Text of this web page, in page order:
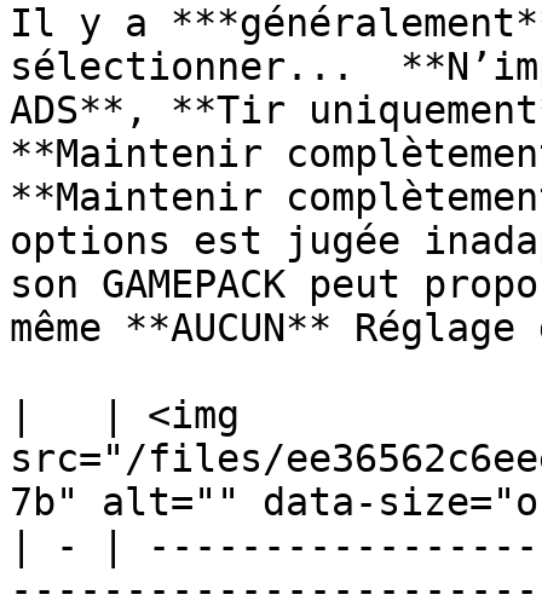
Il y a
sélectionner...
ADS**, **Tir
**Maintenir
**Maintenir
options est jugée
son GAMEPACK peut
même **AUCUN**
|   | <img
src="/files/
7b" alt="" data-
| - |